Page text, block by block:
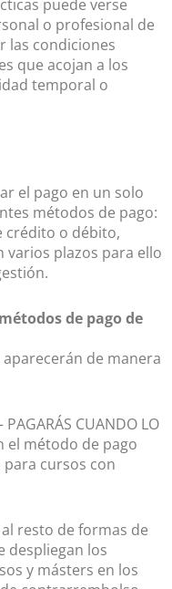
puede verse
o profesional de
las condiciones
que acojan a los
temporal o
el pago en un solo
métodos de pago:
crédito o débito,
varios plazos para ello
de pago de
de manera
PAGARÁS CUANDO LO
el método de pago
cursos con
al resto de formas de
despliegan los
y másters en los